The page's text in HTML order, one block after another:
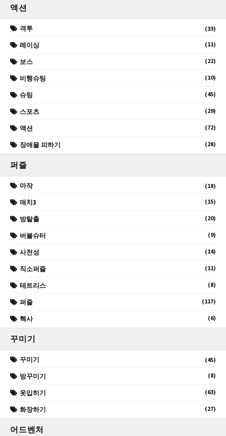
액션
격투 (33)
레이싱 (11)
보스 (22)
비행슈팅 (10)
슈팅 (45)
스포츠 (29)
액션 (72)
장애물 피하기 (28)
퍼즐
마작 (18)
매치3 (15)
방탈출 (20)
버블슈터 (9)
사천성 (14)
직소퍼즐 (11)
테트리스 (8)
퍼즐 (117)
헥사 (6)
꾸미기
꾸미기 (45)
방꾸미기 (8)
옷입히기 (63)
화장하기 (27)
어드벤처